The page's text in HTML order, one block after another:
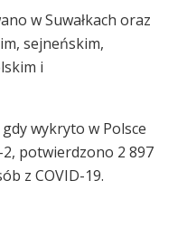
w Suwałkach oraz
sejneńskim,
i
wykryto w Polsce
2, potwierdzono 2 897
z COVID-19.